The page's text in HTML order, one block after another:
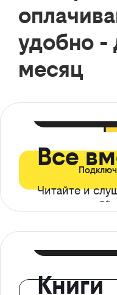
удобно -
месяц
Все
Читайте и
ограничений*
Книги